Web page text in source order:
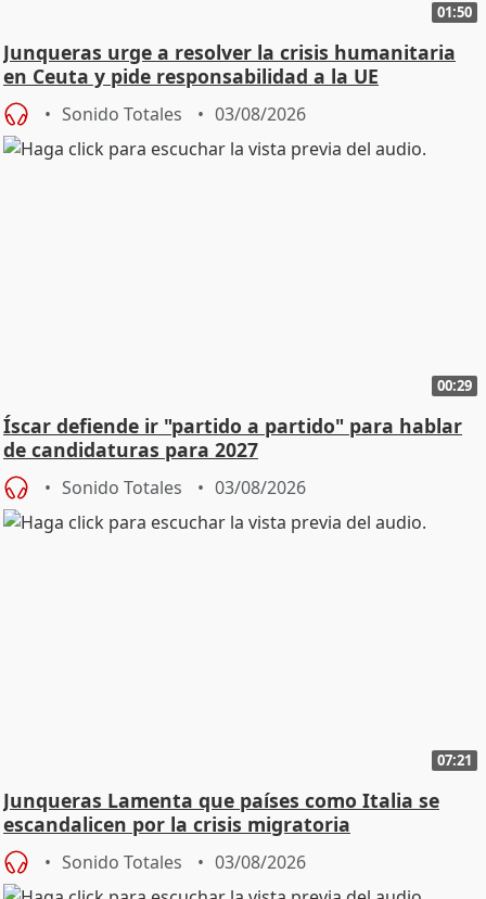
01:50
Junqueras urge a resolver la crisis humanitaria
en Ceuta y pide responsabilidad a la UE
Sonido Totales 03/08/2026
00:29
Íscar defiende ir "partido a partido" para hablar
de candidaturas para 2027
Sonido Totales 03/08/2026
07:21
Junqueras Lamenta que países como Italia se
escandalicen por la crisis migratoria
Sonido Totales 03/08/2026